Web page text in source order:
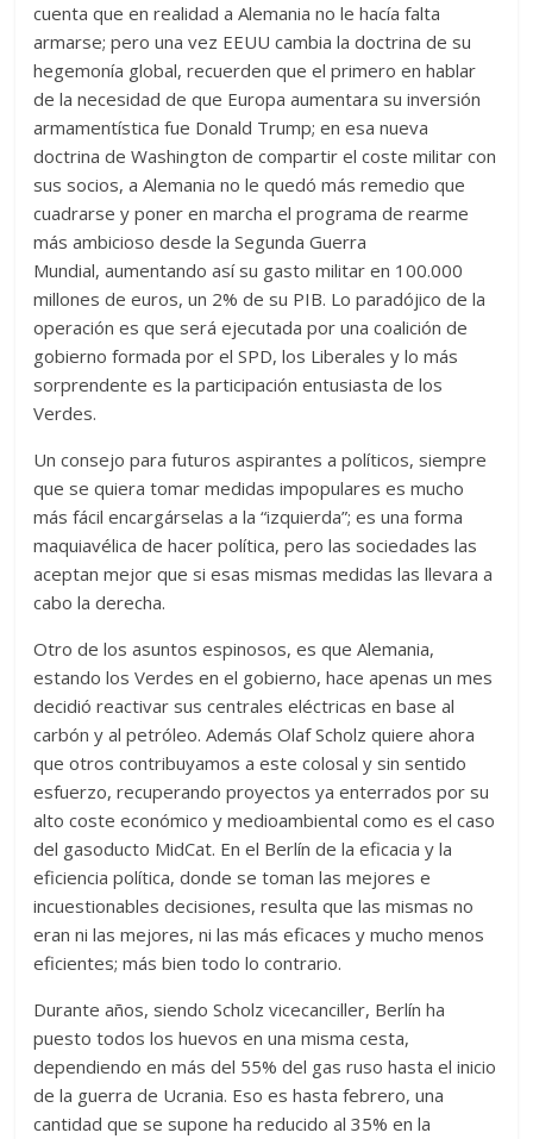
cuenta que en realidad a Alemania no le hacía falta
armarse; pero una vez EEUU cambia la doctrina de su
hegemonía global, recuerden que el primero en hablar
de la necesidad de que Europa aumentara su inversión
armamentística fue Donald Trump; en esa nueva
doctrina de Washington de compartir el coste militar con
sus socios, a Alemania no le quedó más remedio que
cuadrarse y poner en marcha el programa de rearme
más ambicioso desde la Segunda Guerra
Mundial, aumentando así su gasto militar en 100.000
millones de euros, un 2% de su PIB. Lo paradójico de la
operación es que será ejecutada por una coalición de
gobierno formada por el SPD, los Liberales y lo más
sorprendente es la participación entusiasta de los
Verdes.
Un consejo para futuros aspirantes a políticos, siempre
que se quiera tomar medidas impopulares es mucho
más fácil encargárselas a la “izquierda”; es una forma
maquiavélica de hacer política, pero las sociedades las
aceptan mejor que si esas mismas medidas las llevara a
cabo la derecha.
Otro de los asuntos espinosos, es que Alemania,
estando los Verdes en el gobierno, hace apenas un mes
decidió reactivar sus centrales eléctricas en base al
carbón y al petróleo. Además Olaf Scholz quiere ahora
que otros contribuyamos a este colosal y sin sentido
esfuerzo, recuperando proyectos ya enterrados por su
alto coste económico y medioambiental como es el caso
del gasoducto MidCat. En el Berlín de la eficacia y la
eficiencia política, donde se toman las mejores e
incuestionables decisiones, resulta que las mismas no
eran ni las mejores, ni las más eficaces y mucho menos
eficientes; más bien todo lo contrario.
Durante años, siendo Scholz vicecanciller, Berlín ha
puesto todos los huevos en una misma cesta,
dependiendo en más del 55% del gas ruso hasta el inicio
de la guerra de Ucrania. Eso es hasta febrero, una
cantidad que se supone ha reducido al 35% en la